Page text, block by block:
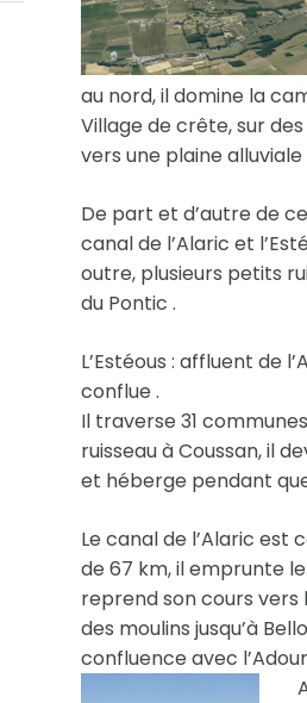
au nord, il domine la
Village de crête, sur
vers une plaine
De part et d’autre de
canal de l’Alaric et
outre, plusieurs petits
du Pontic .
L’Estéous : affluent de
conflue .
Il traverse 31
ruisseau à Coussan, il
et héberge pendant
Le canal de l’Alaric est
de 67 km, il emprunte
reprend son cours vers
des moulins jusqu’à
confluence avec